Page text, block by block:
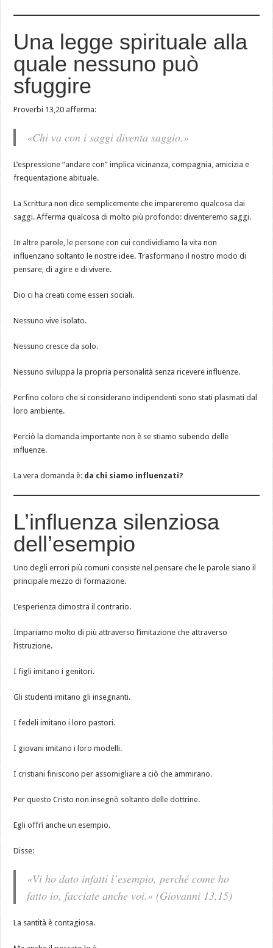
Una legge spirituale alla
quale nessuno può
sfuggire
Proverbi 13,20 afferma:
«Chi va con i saggi diventa saggio.»
L’espressione “andare con” implica vicinanza, compagnia, amicizia e
frequentazione abituale.
La Scrittura non dice semplicemente che impareremo qualcosa dai
saggi. Afferma qualcosa di molto più profondo: diventeremo saggi.
In altre parole, le persone con cui condividiamo la vita non
influenzano soltanto le nostre idee. Trasformano il nostro modo di
pensare, di agire e di vivere.
Dio ci ha creati come esseri sociali.
Nessuno vive isolato.
Nessuno cresce da solo.
Nessuno sviluppa la propria personalità senza ricevere influenze.
Perfino coloro che si considerano indipendenti sono stati plasmati dal
loro ambiente.
Perciò la domanda importante non è se stiamo subendo delle
influenze.
La vera domanda è: da chi siamo influenzati?
L’influenza silenziosa
dell’esempio
Uno degli errori più comuni consiste nel pensare che le parole siano il
principale mezzo di formazione.
L’esperienza dimostra il contrario.
Impariamo molto di più attraverso l’imitazione che attraverso
l’istruzione.
I figli imitano i genitori.
Gli studenti imitano gli insegnanti.
I fedeli imitano i loro pastori.
I giovani imitano i loro modelli.
I cristiani finiscono per assomigliare a ciò che ammirano.
Per questo Cristo non insegnò soltanto delle dottrine.
Egli offrì anche un esempio.
Disse:
«Vi ho dato infatti l’esempio, perché come ho
fatto io, facciate anche voi.» (Giovanni 13,15)
La santità è contagiosa.